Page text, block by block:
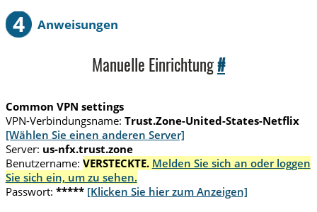
4 Anweisungen
Manuelle Einrichtung#
Common VPN settings
VPN-Verbindungsname: Trust.Zone-United-States-Netflix
[Wählen Sie einen anderen Server]
Server: us-nfx.trust.zone
Benutzername: VERSTECKTE. Melden Sie sich an oder loggen
Sie sich ein, um zu sehen.
Passwort: ***** [Klicken Sie hier zum Anzeigen]